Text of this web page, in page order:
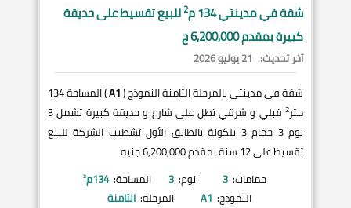
شقة فيمدينتي134 م 2للبيع تقسيط على حديقة
كبيرة بمقدم 6,200,000 ج
آخر تحديث: 21 يوليو 2026
شقة في مدينتي بالمرحلة الثامنة النموذج (A1
) المساحة 134
متر2
قبلي و شرقي تطل على شارع و حديقة كبيرة تشمل 3
نوم 3 حمام 3 بلكونة بالطابق الأول تشطيب الشركة للبيع
تقسيط على 12 سنة بمقدم 6,200,000 جنيه
حمامات: 3 نوم: 3 المساحة: 134م²
النموذج: A1 المرحلة: الثامنة